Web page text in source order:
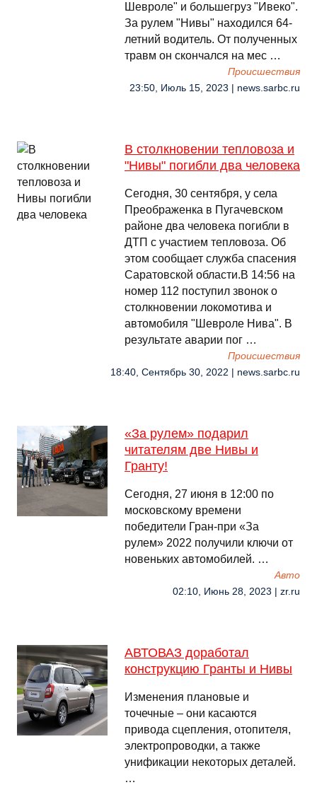
Шевроле" и большегруз "Ивеко".
За рулем "Нивы" находился 64-
летний водитель. От полученных
травм он скончался на мес …
Происшествия
23:50, Июль 15, 2023 | news.sarbc.ru
В столкновении тепловоза и
"Нивы" погибли два человека
Сегодня, 30 сентября, у села
Преображенка в Пугачевском
районе два человека погибли в
ДТП с участием тепловоза. Об
этом сообщает служба спасения
Саратовской области.В 14:56 на
номер 112 поступил звонок о
столкновении локомотива и
автомобиля "Шевроле Нива". В
результате аварии пог …
Происшествия
18:40, Сентябрь 30, 2022 | news.sarbc.ru
«За рулем» подарил
читателям две Нивы и
Гранту!
Сегодня, 27 июня в 12:00 по
московскому времени
победители Гран-при «За
рулем» 2022 получили ключи от
новеньких автомобилей. …
Авто
02:10, Июнь 28, 2023 | zr.ru
АВТОВАЗ доработал
конструкцию Гранты и Нивы
Изменения плановые и
точечные – они касаются
привода сцепления, отопителя,
электропроводки, а также
унификации некоторых деталей.
…